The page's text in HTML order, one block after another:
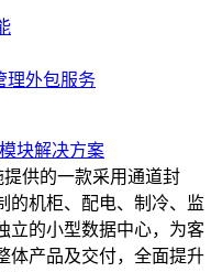
理外包服务
块解决方案
供的一款采用通道封
的机柜、配电、制冷、监
立的小型数据中心，为客
体产品及交付，全面提升